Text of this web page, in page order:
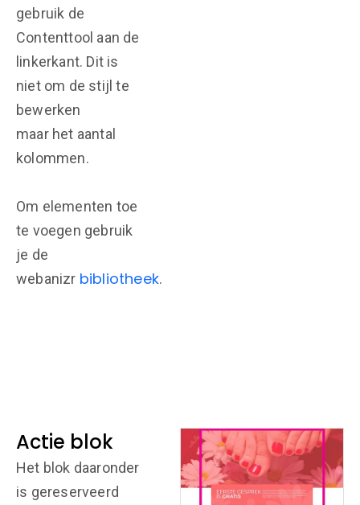
gebruik de
Contenttool aan de
linkerkant. Dit is
niet om de stijl te
bewerken
maar het aantal
kolommen.
Om elementen toe
te voegen gebruik
je de
webanizr bibliotheek.
Actie blok
Het blok daaronder
is gereserveerd